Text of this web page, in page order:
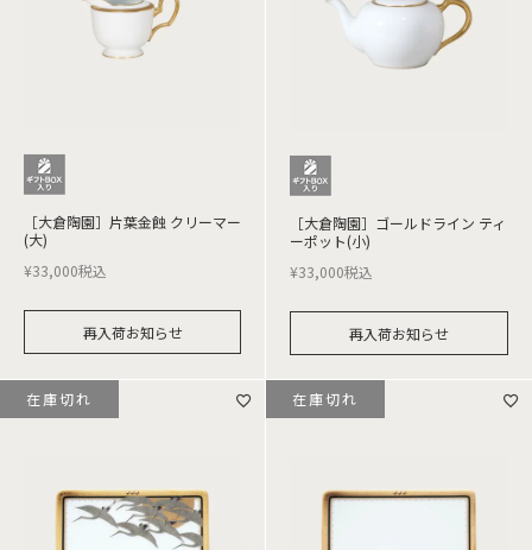
［大倉陶園］片葉金蝕 クリーマー
(大)
¥33,000税込
再入荷お知らせ
［大倉陶園］ゴールドライン ティ
ーポット(小)
¥33,000税込
再入荷お知らせ
在庫切れ 在庫切れ